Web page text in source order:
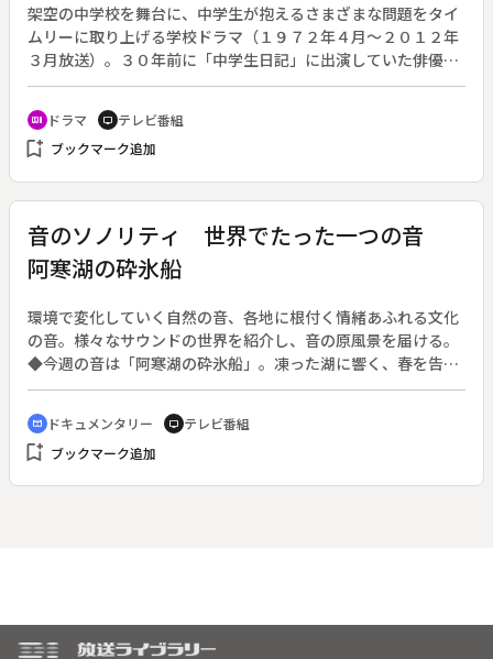
架空の中学校を舞台に、中学生が抱えるさまざまな問題をタイ
ムリーに取り上げる学校ドラマ（１９７２年４月～２０１２年
３月放送）。３０年前に「中学生日記」に出演していた俳優の
近藤芳正と、作家の重松清の共同企画により、受験を前に人生
について考え始める中学生と、彼と向き合うことで自分の人生
を振り返る父が、ぶつかりあいながらお互いを認め合うまでの
１年間を描く。（２００７年４月７日～２００８年３月８日放
いた。絵を描きたい。しかし絵に将来を賭けられるか。もやも
やを抱えたまま進学塾に通っていた翔は、ある画学生が絵に打
ち込む姿を目の当たりにする。自分のやりたいことに素直にな
ろうと決心した翔は、父に「美術学校に進学したい」と告げ
ていけるのか」と問いただす。将来をめぐって、父と息子の思
いはぶつかり合った。
recent_actors ドラマ tv テレビ番組
bookmark_add ブックマーク追加
音のソノリティ 世界でたった一つの音
阿寒湖の砕氷船
環境で変化していく自然の音、各地に根付く情緒あふれる文化
の音。様々なサウンドの世界を紹介し、音の原風景を届ける。
◆今週の音は「阿寒湖の砕氷船」。凍った湖に響く、春を告げ
る音を捉える。
cinematic_blur ドキュメンタリー tv テレビ番組
bookmark_add ブックマーク追加